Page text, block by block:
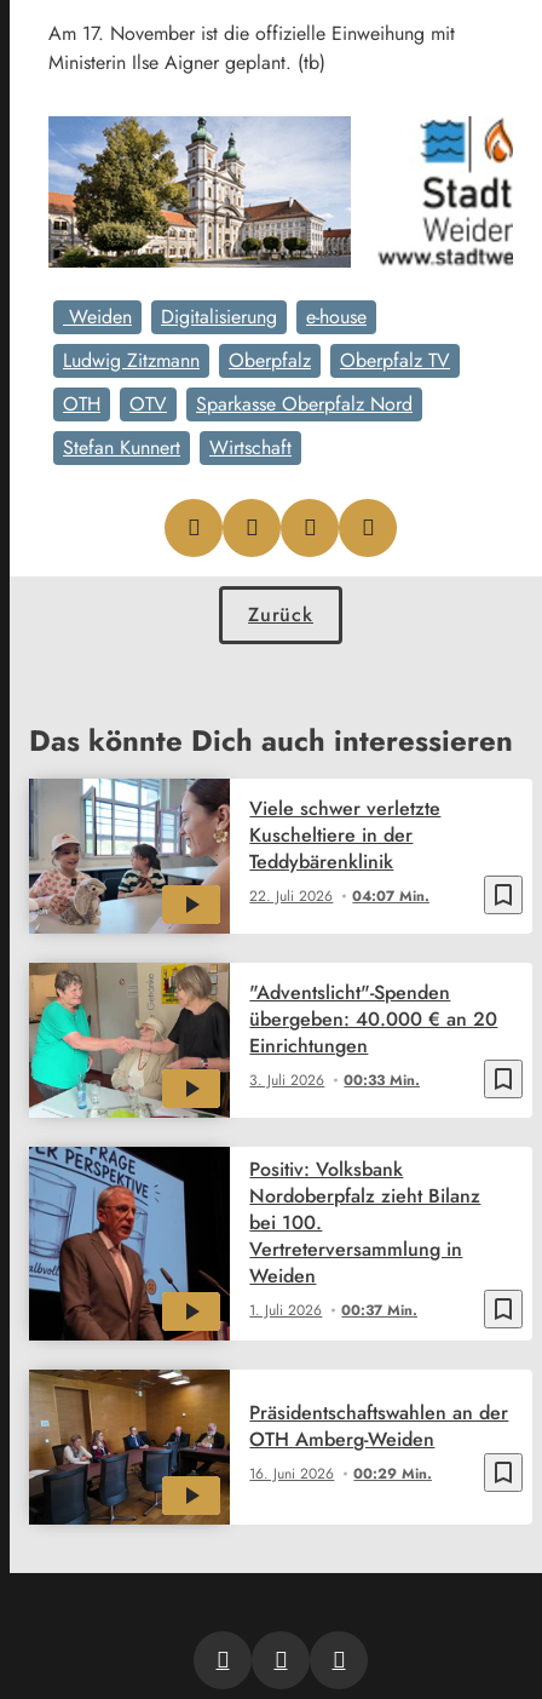
Am 17. November ist die offizielle Einweihung mit
Ministerin Ilse Aigner geplant. (tb)
Weiden Digitalisierung
e-house
Ludwig Zitzmann
Oberpfalz
Oberpfalz TV
OTH
OTV
Sparkasse Oberpfalz Nord
Stefan Kunnert
Wirtschaft
Zurück
Das könnte Dich auch interessieren
bookmark_border
22. Juli 2026 04:07 Min.
Viele schwer verletzte
Kuscheltiere in der
Teddybärenklinik
bookmark_border
3. Juli 2026 00:33 Min.
"Adventslicht"-Spenden
übergeben: 40.000 € an 20
Einrichtungen
bookmark_border
1. Juli 2026 00:37 Min.
Positiv: Volksbank
Nordoberpfalz zieht Bilanz
bei 100.
Vertreterversammlung in
Weiden
bookmark_border
16. Juni 2026 00:29 Min.
Präsidentschaftswahlen an der
OTH Amberg-Weiden